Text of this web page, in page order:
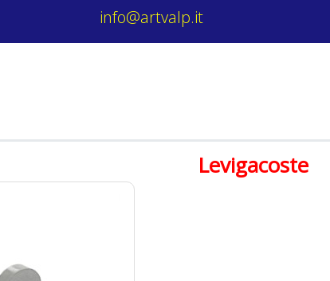
info@artvalp.it
Levigacoste